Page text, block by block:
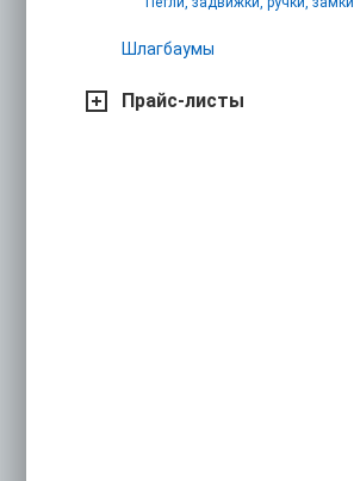
Шлагбаумы
Прайс-листы